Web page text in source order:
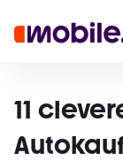
11
Autokauf